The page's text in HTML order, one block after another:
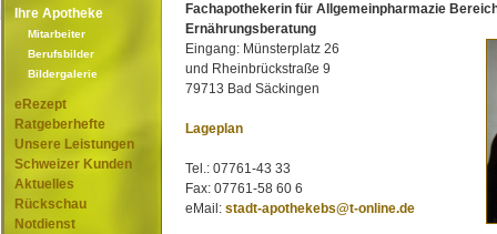
Ihre Apotheke
Mitarbeiter
Berufsbilder
Bildergalerie
eRezept
Ratgeberhefte
Unsere Leistungen
Schweizer Kunden
Aktuelles
Rückschau
Notdienst
Fachapothekerin für Allgemeinpharmazie
Ernährungsberatung
Eingang: Münsterplatz 26
und Rheinbrückstraße 9
79713 Bad Säckingen
Lageplan
Tel.: 07761-43 33
Fax: 07761-58 60 6
eMail: stadt-apothekebs@t-online.de